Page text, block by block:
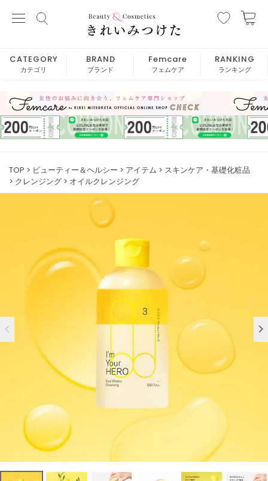
CATEGORY
カテゴリ
BRAND
ブランド
Femcare
フェムケア
RANKING
ランキング
TOP ビューティー＆ヘルシー アイテム
スキンケア・基礎化粧品
クレンジング
オイルクレンジング